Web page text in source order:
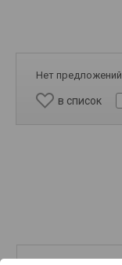
Нет предложений
в список